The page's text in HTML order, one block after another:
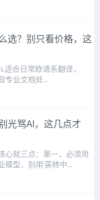
选？别只看价格，这
合日常欧语系翻译，
专业文档处...
光骂AI，这几点才
心就三点：第一，必须用
型，别用‘英转中...